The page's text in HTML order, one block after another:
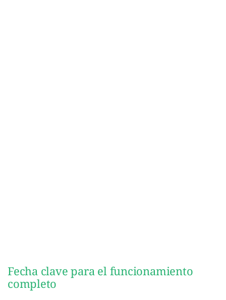
Fecha clave para el funcionamiento
completo